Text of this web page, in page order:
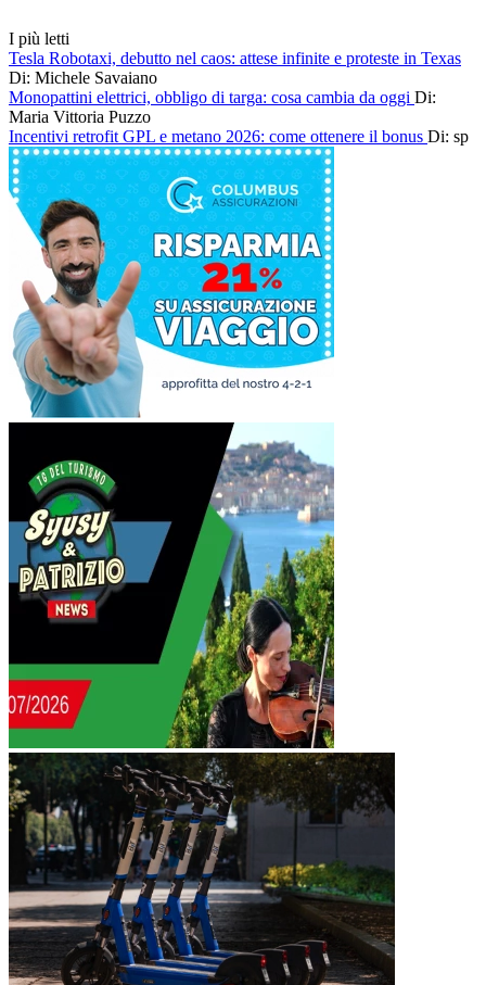
I più letti
Tesla Robotaxi, debutto nel caos: attese infinite e proteste in Texas
Di: Michele Savaiano
Monopattini elettrici, obbligo di targa: cosa cambia da oggi Di:
Maria Vittoria Puzzo
Incentivi retrofit GPL e metano 2026: come ottenere il bonus Di: sp